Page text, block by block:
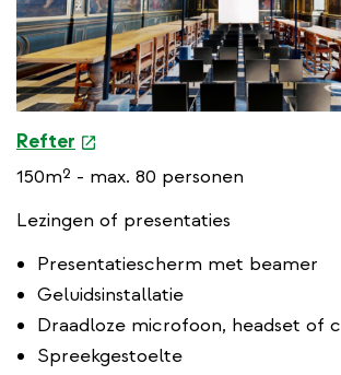
Refter
e
x
e
n
a
l
l
150m² - max. 80 personen
Lezingen of presentaties
Presentatiescherm met beamer
Geluidsinstallatie
Draadloze microfoon, headset of
Spreekgestoelte